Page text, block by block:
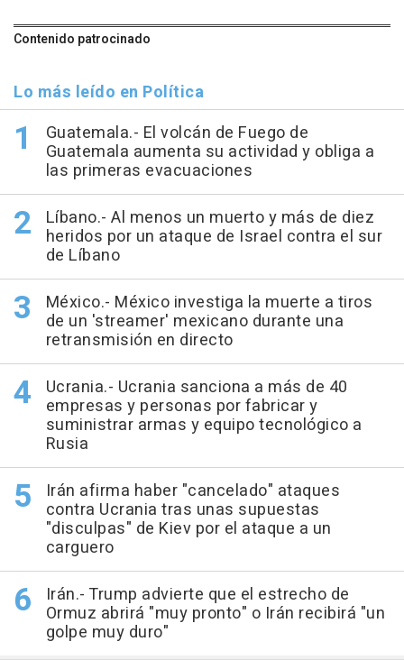
Contenido patrocinado
Lo más leído en Política
Guatemala.- El volcán de Fuego de
Guatemala aumenta su actividad y obliga a
las primeras evacuaciones
Líbano.- Al menos un muerto y más de diez
heridos por un ataque de Israel contra el sur
de Líbano
México.- México investiga la muerte a tiros
de un 'streamer' mexicano durante una
retransmisión en directo
Ucrania.- Ucrania sanciona a más de 40
empresas y personas por fabricar y
suministrar armas y equipo tecnológico a
Rusia
Irán afirma haber "cancelado" ataques
contra Ucrania tras unas supuestas
"disculpas" de Kiev por el ataque a un
carguero
Irán.- Trump advierte que el estrecho de
Ormuz abrirá "muy pronto" o Irán recibirá "un
golpe muy duro"